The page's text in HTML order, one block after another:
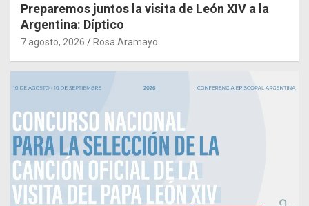
Preparemos juntos la visita de León XIV a la
Argentina: Díptico
7 agosto, 2026 Rosa Aramayo